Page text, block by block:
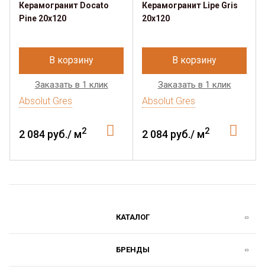
Керамогранит Docato
Pine 20х120
В корзину
Заказать в 1 клик
Absolut Gres
2 084 руб./ м2
Керамогранит Lipe Gris
20х120
В корзину
Заказать в 1 клик
Absolut Gres
2 084 руб./ м2
КАТАЛОГ
БРЕНДЫ